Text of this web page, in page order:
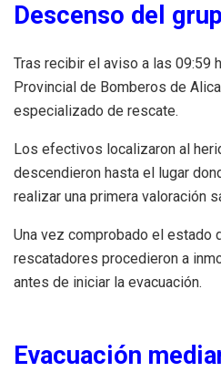
Descenso del
Tras recibir el aviso a las 09:59
Provincial de Bomberos de
especializado de rescate.
Los efectivos localizaron al
descendieron hasta el lugar
realizar una primera valoración
Una vez comprobado el estado
rescatadores procedieron a
antes de iniciar la evacuación.
Evacuación